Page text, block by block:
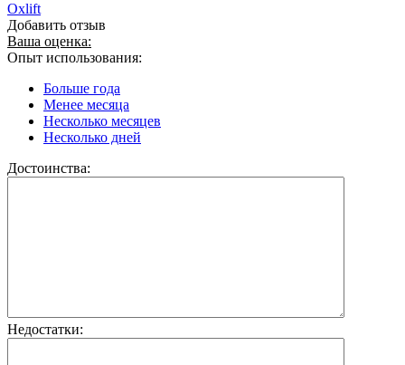
Oxlift
Добавить отзыв
Ваша оценка:
Опыт использования:
Больше года
Менее месяца
Несколько месяцев
Несколько дней
Достоинства:
Недостатки: